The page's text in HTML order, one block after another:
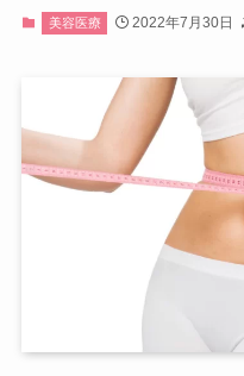
美容医療 2022年7月30日